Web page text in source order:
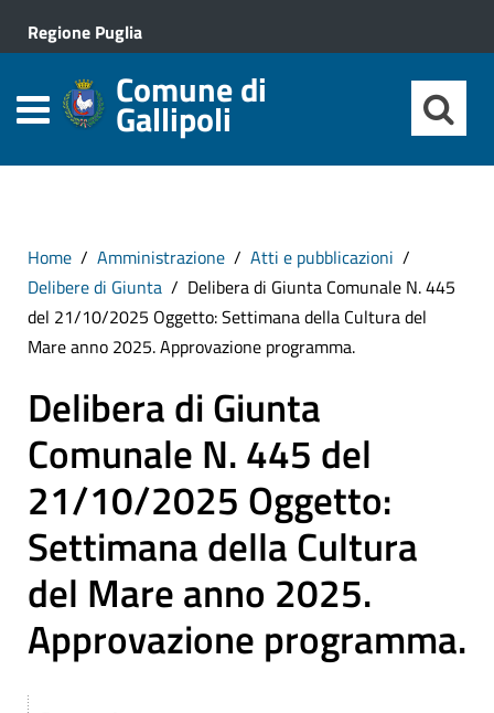
Regione Puglia
Comune di
Gallipoli
Home Amministrazione
Atti e pubblicazioni
Delibere di Giunta
Delibera di Giunta Comunale N. 445
del 21/10/2025 Oggetto: Settimana della Cultura del
Mare anno 2025. Approvazione programma.
Delibera di Giunta
Comunale N. 445 del
21/10/2025 Oggetto:
Settimana della Cultura
del Mare anno 2025.
Approvazione programma.